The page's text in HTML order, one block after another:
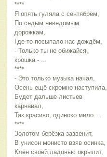
****
Я опять гуляла с сентябрём,
По седым неведомым
дорожкам,
Где-то посыпало нас дождём,
- Только ты не обижайся,
крошка - ...
****
- Это только музыка начал,
Осень ещё скромно наступила,
Будет дальше листьев
карнавал,
Так красиво, одиноко мило ...
****
Золотом берёзка зазвенит,
В унисон монисто взяв осинка,
Клён своей ладонью окрылит,